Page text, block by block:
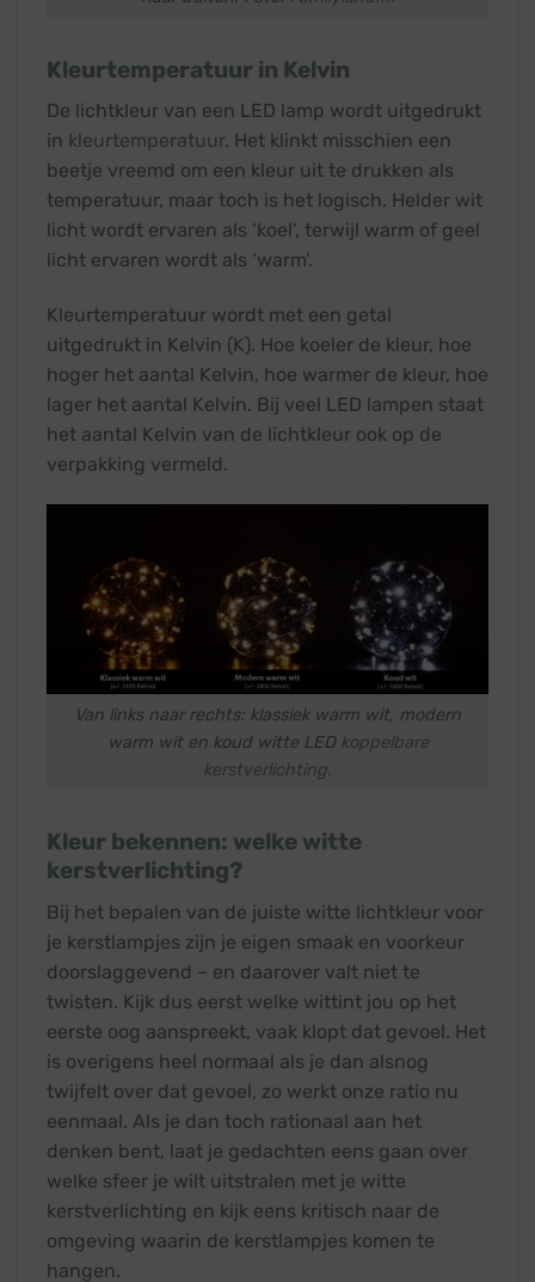
Kleurtemperatuur in Kelvin
De lichtkleur van een LED lamp wordt uitgedrukt
in kleurtemperatuur. Het klinkt misschien een
beetje vreemd om een kleur uit te drukken als
temperatuur, maar toch is het logisch. Helder wit
licht wordt ervaren als ‘koel’, terwijl warm of geel
licht ervaren wordt als ‘warm’.
Kleurtemperatuur wordt met een getal
uitgedrukt in Kelvin (K). Hoe koeler de kleur, hoe
hoger het aantal Kelvin, hoe warmer de kleur, hoe
lager het aantal Kelvin. Bij veel LED lampen staat
het aantal Kelvin van de lichtkleur ook op de
verpakking vermeld.
Van links naar rechts: klassiek warm wit, modern
warm wit en koud witte LED koppelbare
kerstverlichting.
Kleur bekennen: welke witte
kerstverlichting?
Bij het bepalen van de juiste witte lichtkleur voor
je kerstlampjes zijn je eigen smaak en voorkeur
doorslaggevend – en daarover valt niet te
twisten. Kijk dus eerst welke wittint jou op het
eerste oog aanspreekt, vaak klopt dat gevoel. Het
is overigens heel normaal als je dan alsnog
twijfelt over dat gevoel, zo werkt onze ratio nu
eenmaal. Als je dan toch rationaal aan het
denken bent, laat je gedachten eens gaan over
welke sfeer je wilt uitstralen met je witte
kerstverlichting en kijk eens kritisch naar de
omgeving waarin de kerstlampjes komen te
hangen.